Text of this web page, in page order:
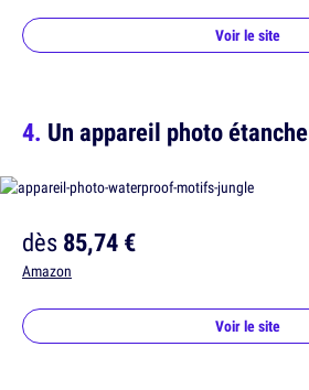
Voir le site
Un appareil photo étanche
dès85,74 €
Amazon
Voir le site